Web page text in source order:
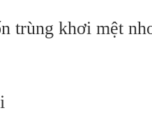
trùng khơi mệt